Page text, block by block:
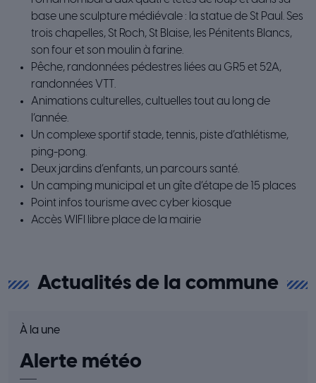
base une sculpture médiévale : la statue de St Paul. Ses
trois chapelles, St Roch, St Blaise, les Pénitents Blancs,
son four et son moulin à farine.
Pêche, randonnées pédestres liées au GR5 et 52A,
randonnées VTT.
Animations culturelles, cultuelles tout au long de
l’année.
Un complexe sportif stade, tennis, piste d’athlétisme,
ping-pong.
Deux jardins d’enfants, un parcours santé.
Un camping municipal et un gîte d’étape de 15 places
Point infos tourisme avec cyber kiosque
Accès WIFI libre place de la mairie
Actualités de la commune
À la une
Alerte météo